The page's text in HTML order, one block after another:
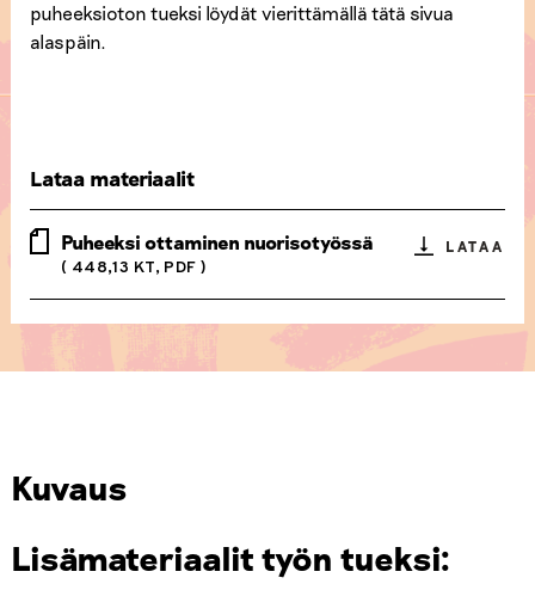
puheeksioton tueksi löydät vierittämällä tätä sivua
alaspäin.
Lataa materiaalit
Puheeksi ottaminen nuorisotyössä
( 448,13 KT, PDF )
LATAA
Kuvaus
Lisämateriaalit työn tueksi: